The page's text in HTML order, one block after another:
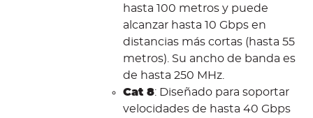
hasta 100 metros y puede
alcanzar hasta 10 Gbps en
distancias más cortas (hasta 55
metros). Su ancho de banda es
de hasta 250 MHz.
Cat 8: Diseñado para soportar
velocidades de hasta 40 Gbps